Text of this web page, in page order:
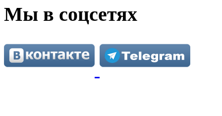
Мы в соцсетях